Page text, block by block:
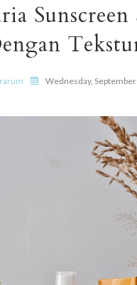
Wednesday,